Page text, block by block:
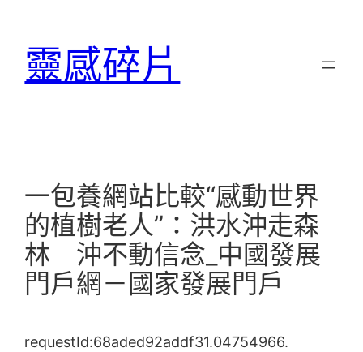
靈感碎片
一包養網站比較“感動世界
的植樹老人”：洪水沖走森
林 沖不動信念_中國發展
門戶網－國家發展門戶
requestId:68aded92addf31.04754966.